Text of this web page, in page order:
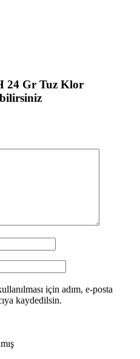
24 Gr Tuz Klor
için adım, e-posta
kaydedilsin.